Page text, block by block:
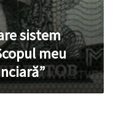
sistem
meu